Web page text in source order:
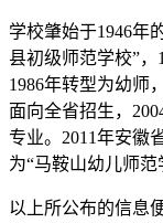
学校肇始于1946年
县初级师范学校”，
1986年转型为幼师
面向全省招生，
专业。2011年安徽
为“马鞍山幼儿师范
以上所公布的信息